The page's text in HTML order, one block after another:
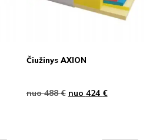
Čiužinys AXION
nuo488€ nuo 424 €